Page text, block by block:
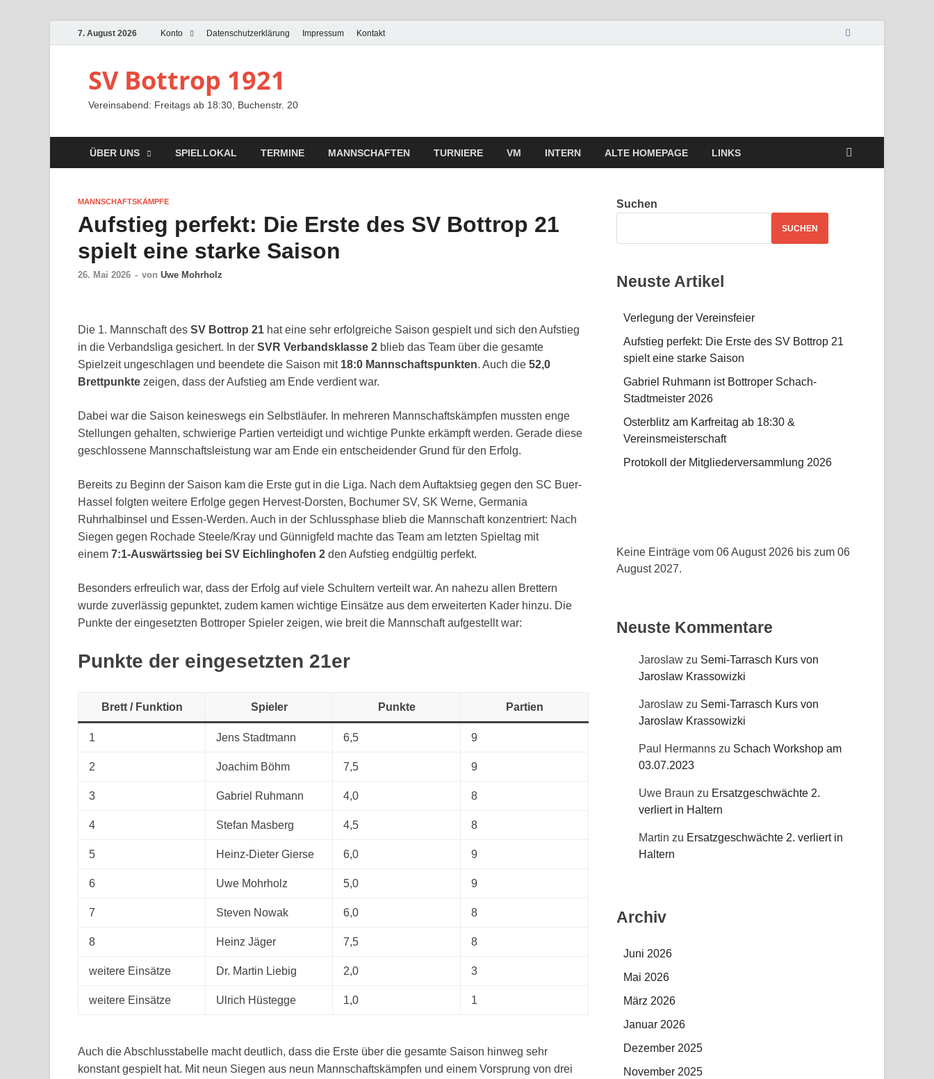
7. August 2026 Konto Datenschutzerklärung Impressum Kontakt
SV Bottrop 1921
Vereinsabend: Freitags ab 18:30, Buchenstr. 20
ÜBER UNS SPIELLOKAL TERMINE MANNSCHAFTEN TURNIERE VM INTERN ALTE HOMEPAGE LINKS
MANNSCHAFTSKÄMPFE
Aufstieg perfekt: Die Erste des SV Bottrop 21
spielt eine starke Saison
26. Mai 2026 - von Uwe Mohrholz
Die 1. Mannschaft des SV Bottrop 21 hat eine sehr erfolgreiche Saison gespielt und sich den Aufstieg
in die Verbandsliga gesichert. In der SVR Verbandsklasse 2 blieb das Team über die gesamte
Spielzeit ungeschlagen und beendete die Saison mit 18:0 Mannschaftspunkten. Auch die 52,0
Brettpunkte zeigen, dass der Aufstieg am Ende verdient war.
Dabei war die Saison keineswegs ein Selbstläufer. In mehreren Mannschaftskämpfen mussten enge
Stellungen gehalten, schwierige Partien verteidigt und wichtige Punkte erkämpft werden. Gerade diese
geschlossene Mannschaftsleistung war am Ende ein entscheidender Grund für den Erfolg.
Bereits zu Beginn der Saison kam die Erste gut in die Liga. Nach dem Auftaktsieg gegen den SC Buer-
Hassel folgten weitere Erfolge gegen Hervest-Dorsten, Bochumer SV, SK Werne, Germania
Ruhrhalbinsel und Essen-Werden. Auch in der Schlussphase blieb die Mannschaft konzentriert: Nach
Siegen gegen Rochade Steele/Kray und Günnigfeld machte das Team am letzten Spieltag mit
einem 7:1-Auswärtssieg bei SV Eichlinghofen 2 den Aufstieg endgültig perfekt.
Besonders erfreulich war, dass der Erfolg auf viele Schultern verteilt war. An nahezu allen Brettern
wurde zuverlässig gepunktet, zudem kamen wichtige Einsätze aus dem erweiterten Kader hinzu. Die
Punkte der eingesetzten Bottroper Spieler zeigen, wie breit die Mannschaft aufgestellt war:
Punkte der eingesetzten 21er
Brett / Funktion Spieler Punkte Partien
1 Jens Stadtmann 6,5 9
2 Joachim Böhm 7,5 9
3 Gabriel Ruhmann 4,0 8
4 Stefan Masberg 4,5 8
5 Heinz-Dieter Gierse 6,0 9
6 Uwe Mohrholz 5,0 9
7 Steven Nowak 6,0 8
8 Heinz Jäger 7,5 8
weitere Einsätze Dr. Martin Liebig 2,0 3
weitere Einsätze Ulrich Hüstegge 1,0 1
Auch die Abschlusstabelle macht deutlich, dass die Erste über die gesamte Saison hinweg sehr
konstant gespielt hat. Mit neun Siegen aus neun Mannschaftskämpfen und einem Vorsprung von drei
Suchen
SUCHEN
Neuste Artikel
Verlegung der Vereinsfeier
Aufstieg perfekt: Die Erste des SV Bottrop 21
spielt eine starke Saison
Gabriel Ruhmann ist Bottroper Schach-
Stadtmeister 2026
Osterblitz am Karfreitag ab 18:30 &
Vereinsmeisterschaft
Protokoll der Mitgliederversammlung 2026
Keine Einträge vom 06 August 2026 bis zum 06
August 2027.
Neuste Kommentare
Jaroslaw zu Semi-Tarrasch Kurs von
Jaroslaw Krassowizki
Jaroslaw zu Semi-Tarrasch Kurs von
Jaroslaw Krassowizki
Paul Hermanns zu Schach Workshop am
03.07.2023
Uwe Braun zu Ersatzgeschwächte 2.
verliert in Haltern
Martin zu Ersatzgeschwächte 2. verliert in
Haltern
Archiv
Juni 2026
Mai 2026
März 2026
Januar 2026
Dezember 2025
November 2025